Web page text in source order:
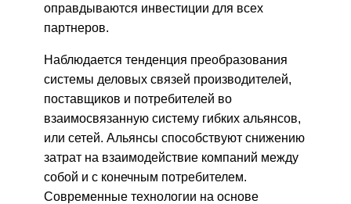
оправдываются инвестиции для всех
партнеров.
Наблюдается тенденция преобразования
системы деловых связей производителей,
поставщиков и потребителей во
взаимосвязанную систему гибких альянсов,
или сетей. Альянсы способствуют снижению
затрат на взаимодействие компаний между
собой и с конечным потребителем.
Современные технологии на основе